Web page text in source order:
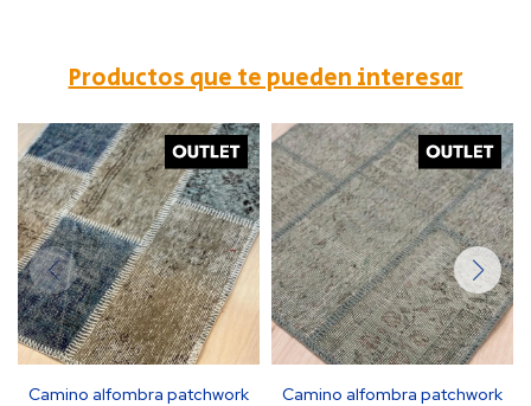
Productos que te pueden interesar
Camino alfombra patchwork
Camino alfombra patchwork